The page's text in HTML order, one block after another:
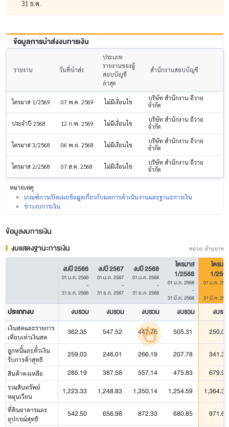
31 ธ.ค.
ข้อมูลการนำส่งงบการเงิน
รายงาน วันที่นำส่ง
ประเภท
รายงานของผู้
สอบบัญชี
ล่าสุด
สำนักงานสอบบัญชี
ไตรมาส 1/2569 07 พ.ค. 2569 ไม่มีเงื่อนไข
บริษัท สำนักงาน อีวาย
จำกัด
ประจำปี 2568 12 ก.พ. 2569 ไม่มีเงื่อนไข
บริษัท สำนักงาน อีวาย
จำกัด
ไตรมาส 3/2568 06 พ.ย. 2568 ไม่มีเงื่อนไข
บริษัท สำนักงาน อีวาย
จำกัด
ไตรมาส 2/2568 07 ส.ค. 2568 ไม่มีเงื่อนไข
บริษัท สำนักงาน อีวาย
จำกัด
หมายเหตุ
เกณฑ์การเปิดเผยข้อมูลเกี่ยวกับผลการดำเนินงานและฐานะการเงิน
ข่าวงบการเงิน
ข้อมูลงบการเงิน
งบแสดงฐานะการเงิน
หน่วย: ล้านบาท
งบปี 2566
01 ม.ค. 2566
-
31 ธ.ค. 2566
งบปี 2567
01 ม.ค. 2567
-
31 ธ.ค. 2567
งบปี 2568
01 ม.ค. 2568
-
31 ธ.ค. 2568
ไตรมาส
1/2568
01 ม.ค. 2568
-
31 มี.ค. 2568
ไตรมา
1/
01 ม.ค.
31 มี.ค.
ประเภทงบ งบรวม งบรวม งบรวม งบรวม งบรว
เงินสดและรายการ
เทียบเท่าเงินสด
362.35 547.52 447.76 505.31 250.05
ลูกหนี้และตั๋วเงิน
รับการค้าสุทธิ
259.03 246.01 266.19 207.78 341.35
สินค้าคงเหลือ 285.19 387.58 557.14 475.83 679.95
รวมสินทรัพย์
หมุนเวียน
1,223.33 1,248.83 1,350.14 1,254.59 1,364.32
ที่ดินอาคารและ
อุปกรณ์สุทธิ
542.50 656.98 872.33 680.85 971.61